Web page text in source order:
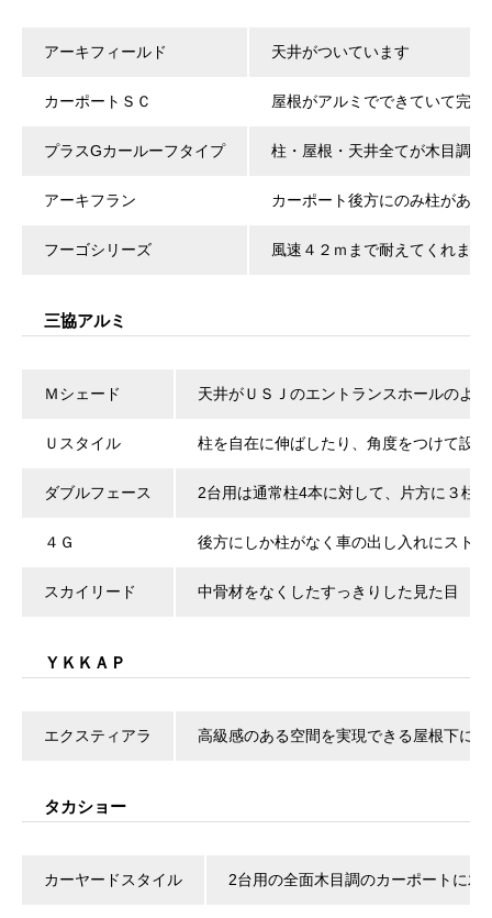
アーキフィールド 天井がついています
カーポートＳＣ 屋根がアルミでできていて完
プラスGカールーフタイプ 柱・屋根・天井全てが木目調で
アーキフラン カーポート後方にのみ柱があ
フーゴシリーズ 風速４２ｍまで耐えてくれます
三協アルミ
Ｍシェード 天井がＵＳＪのエントランスホールのよ
Ｕスタイル 柱を自在に伸ばしたり、角度をつけて設
ダブルフェース 2台用は通常柱4本に対して、片方に３柱
４Ｇ 後方にしか柱がなく車の出し入れにスト
スカイリード 中骨材をなくしたすっきりした見た目
ＹＫＫＡＰ
エクスティアラ 高級感のある空間を実現できる屋根下に
タカショー
カーヤードスタイル 2台用の全面木目調のカーポートに木